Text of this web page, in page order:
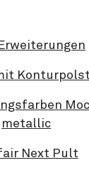
metallic
Next Pult